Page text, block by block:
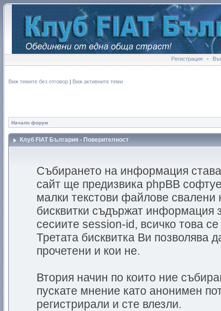
Регистрация •
Виж темите без отговор | Виж активните теми
Начало форум
Клуб FIAT България - Поверителност
Събирането на информация
сайт ще предизвика phpBB
малки текстови файлове
бисквитки съдържат информация
сесиите session-id, всичко това
Третата бисквитка Ви позволява
прочетени и кои не.
Втория начин по които ние
пускате мнение като анонимен
регистрирали и сте влезли.